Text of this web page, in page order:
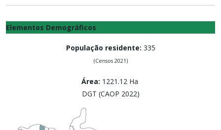
Elementos Demográficos
População residente: 335
(Censos 2021)
Área: 1221.12Ha
DGT (CAOP 2022)